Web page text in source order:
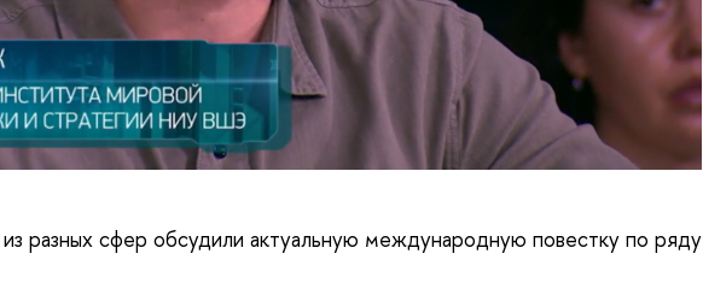
разных сфер обсудили актуальную международную повестку по ряду